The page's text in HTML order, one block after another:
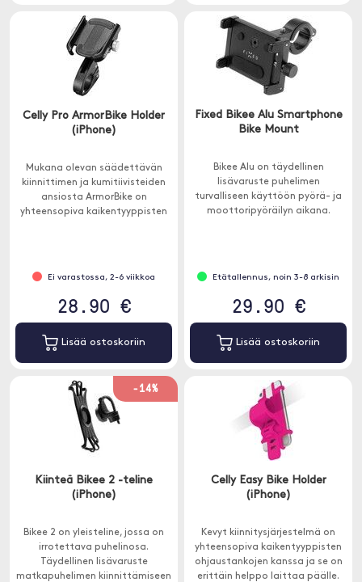
Celly Pro ArmorBike Holder
(iPhone)
Mukana olevan säädettävän
kiinnittimen ja kumitiivisteiden
ansiosta ArmorBike on
yhteensopiva kaikentyyppisten
Ei varastossa, 2-6 viikkoa
28.90 €
Lisää ostoskoriin
Fixed Bikee Alu Smartphone
Bike Mount
Bikee Alu on täydellinen
lisävaruste puhelimen
turvalliseen käyttöön pyörä- ja
moottoripyöräilyn aikana.
Etätallennus, noin 3-8 arkisin
29.90 €
Lisää ostoskoriin
-14%
Kiinteä Bikee 2 -teline
(iPhone)
Bikee 2 on yleisteline, jossa on
irrotettava puhelinosa.
Täydellinen lisävaruste
matkapuhelimen kiinnittämiseen
Celly Easy Bike Holder
(iPhone)
Kevyt kiinnitysjärjestelmä on
yhteensopiva kaikentyyppisten
ohjaustankojen kanssa ja se on
erittäin helppo laittaa päälle.